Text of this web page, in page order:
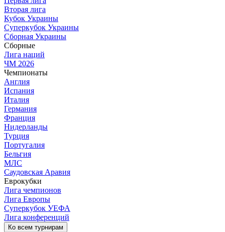
Вторая лига
Кубок Украины
Суперкубок Украины
Сборная Украины
Сборные
Лига наций
ЧМ 2026
Чемпионаты
Англия
Испания
Италия
Германия
Франция
Нидерланды
Турция
Португалия
Бельгия
МЛС
Саудовская Аравия
Еврокубки
Лига чемпионов
Лига Европы
Суперкубок УЕФА
Лига конференций
Ко всем турнирам